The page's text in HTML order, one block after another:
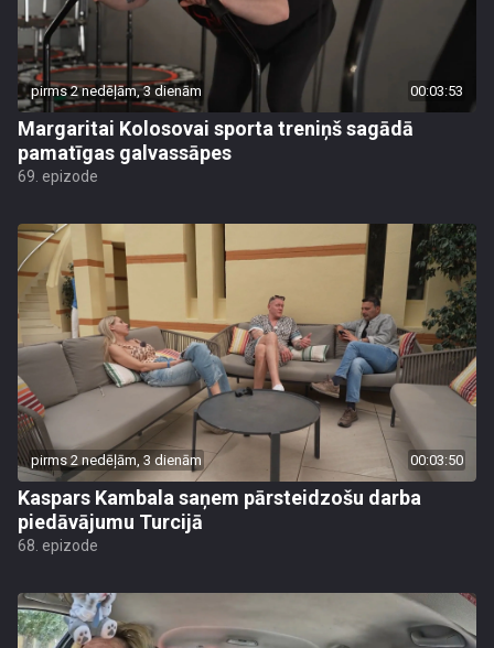
pirms 2 nedēļām, 3 dienām 00:03:53
Margaritai Kolosovai sporta treniņš sagādā
pamatīgas galvassāpes
69. epizode
pirms 2 nedēļām, 3 dienām 00:03:50
Kaspars Kambala saņem pārsteidzošu darba
piedāvājumu Turcijā
68. epizode